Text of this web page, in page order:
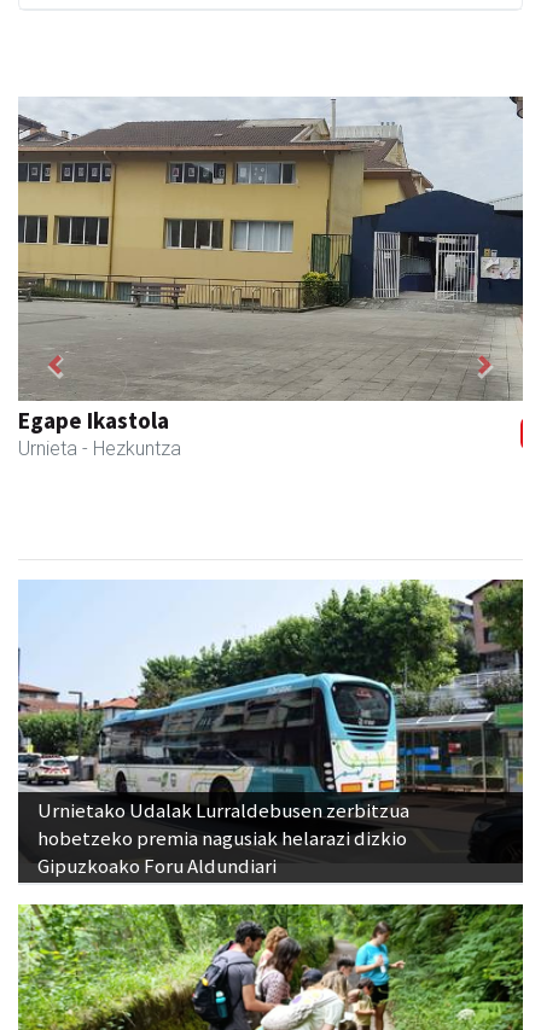
Barn trasteleku eta biltegi txikien alokairua
Urnieta - Trastelekuak
Previous Next
Urnietako Udalak Lurraldebusen zerbitzua
hobetzeko premia nagusiak helarazi dizkio
Gipuzkoako Foru Aldundiari